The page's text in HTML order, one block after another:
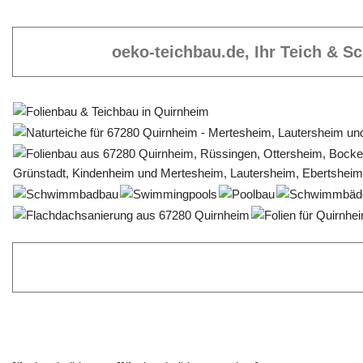
oeko-teichbau.de, Ihr Teich &